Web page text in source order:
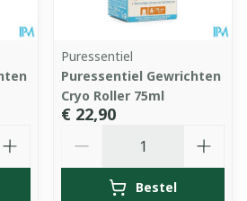
Puressentiel
Puressentiel Gewrichten
Cryo Roller 75ml
€ 22,90
Bestel